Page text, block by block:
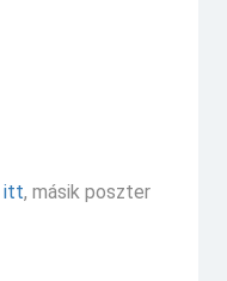
itt, másik poszter